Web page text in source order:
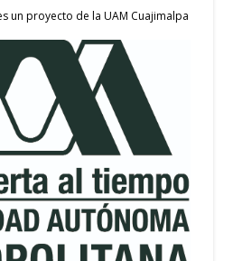
un proyecto de la UAM Cuajimalpa